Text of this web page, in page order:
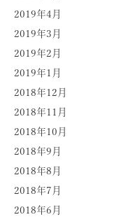
2019年4月
2019年3月
2019年2月
2019年1月
2018年12月
2018年11月
2018年10月
2018年9月
2018年8月
2018年7月
2018年6月